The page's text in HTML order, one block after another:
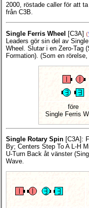
2000, röstade caller för att
från C3B.
Single Ferris Wheel [C3A] (
Leaders gör sin del av
Wheel. Slutar i en Zero-Tag
Formation). (Som en
före
Single Ferris
Single Rotary Spin [C3A] :
By; Centers Step To A L-H
U-Turn Back åt vänster
Wave.